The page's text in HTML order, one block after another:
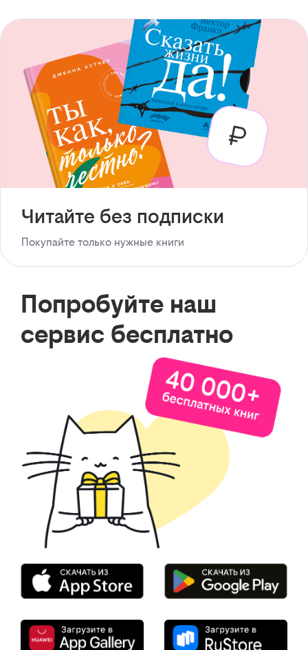
Читайте без подписки
Покупайте только нужные книги
Попробуйте наш
сервис бесплатно